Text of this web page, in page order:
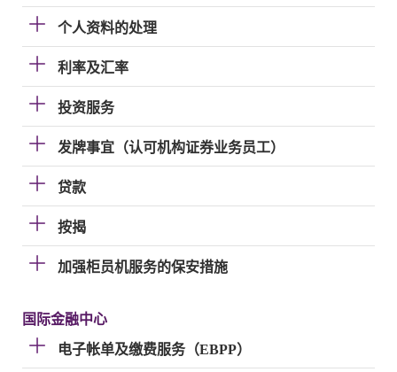
个人资料的处理
利率及汇率
投资服务
发牌事宜（认可机构证券业务员工）
贷款
按揭
加强柜员机服务的保安措施
国际金融中心
电子帐单及缴费服务（EBPP）